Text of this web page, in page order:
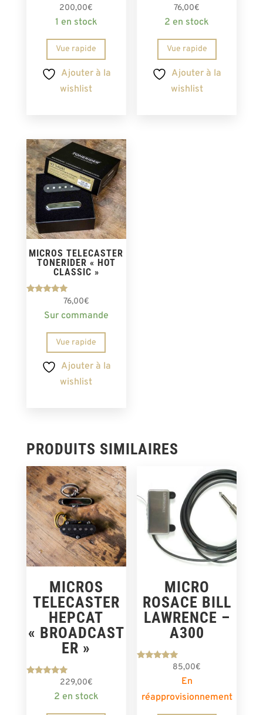
sur 5
200,00€
1 en stock
Vue rapide
Ajouter à la
wishlist
sur 5
76,00€
2 en stock
Vue rapide
Ajouter à la
wishlist
MICROS TELECASTER
TONERIDER « HOT
CLASSIC »
sur 5
76,00€
Sur commande
Vue rapide
Ajouter à la
wishlist
PRODUITS SIMILAIRES
MICROS
TELECASTER
HEPCAT
« BROADCAST
ER »
sur 5
229,00€
2 en stock
MICRO
ROSACE BILL
LAWRENCE –
A300
85,00€
En
réapprovisionnement